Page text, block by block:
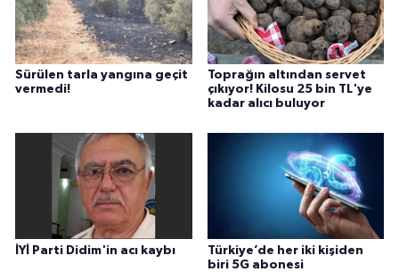
Sürülen tarla yangına geçit
vermedi!
Toprağın altından servet
çıkıyor! Kilosu 25 bin TL'ye
kadar alıcı buluyor
İYİ Parti Didim'in acı kaybı
Türkiye’de her iki kişiden
biri 5G abonesi